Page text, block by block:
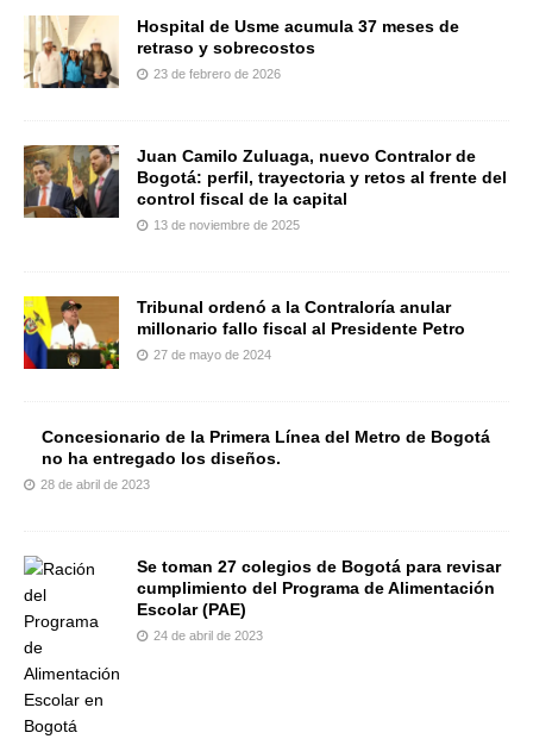
Hospital de Usme acumula 37 meses de
retraso y sobrecostos
23 de febrero de 2026
Juan Camilo Zuluaga, nuevo Contralor de
Bogotá: perfil, trayectoria y retos al frente del
control fiscal de la capital
13 de noviembre de 2025
Tribunal ordenó a la Contraloría anular
millonario fallo fiscal al Presidente Petro
27 de mayo de 2024
Concesionario de la Primera Línea del Metro de Bogotá
no ha entregado los diseños.
28 de abril de 2023
Se toman 27 colegios de Bogotá para revisar
cumplimiento del Programa de Alimentación
Escolar (PAE)
24 de abril de 2023